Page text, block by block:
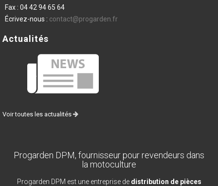
Fax : 04 42 94 65 64
Écrivez-nous : contact@progarden.fr
Actualités
Voir toutes les actualités
Progarden DPM, fournisseur pour revendeurs dans
la motoculture
Progarden DPM est une entreprise de distribution de pièces